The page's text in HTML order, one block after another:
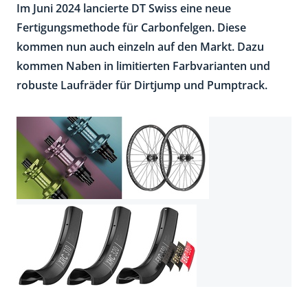
Im Juni 2024 lancierte DT Swiss eine neue
Fertigungsmethode für Carbonfelgen. Diese
kommen nun auch einzeln auf den Markt. Dazu
kommen Naben in limitierten Farbvarianten und
robuste Laufräder für Dirtjump und Pumptrack.